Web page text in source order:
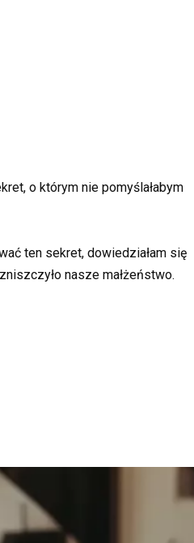
o którym nie pomyślałabym
ten sekret, dowiedziałam się
nasze małżeństwo.